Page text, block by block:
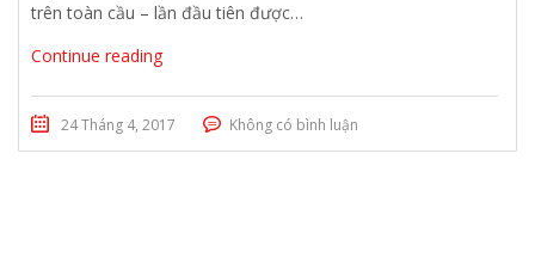
trên toàn cầu – lần đầu tiên được…
Continue reading
24 Tháng 4, 2017 Không có bình luận